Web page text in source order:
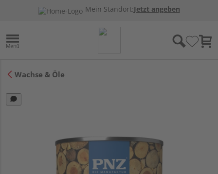
Mein Standort:Jetzt angeben
Wachse & Öle